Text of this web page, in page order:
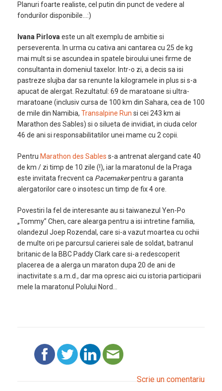
Planuri foarte realiste, cel putin din punct de vedere al
fondurilor disponibile…:)
Ivana Pirlova este un alt exemplu de ambitie si
perseverenta. In urma cu cativa ani cantarea cu 25 de kg
mai mult si se ascundea in spatele biroului unei firme de
consultanta in domeniul taxelor. Intr-o zi, a decis sa isi
pastreze slujba dar sa renunte la kilogramele in plus si s-a
apucat de alergat. Rezultatul: 69 de maratoane si ultra-
maratoane (inclusiv cursa de 100 km din Sahara, cea de 100
de mile din Namibia, Transalpine Run si cei 243 km ai
Marathon des Sables) si o silueta de invidiat, in ciuda celor
46 de ani si responsabilitatilor unei mame cu 2 copii.
Pentru Marathon des Sables s-a antrenat alergand cate 40
de km / zi timp de 10 zile (!), iar la maratonul de la Praga
este invitata frecvent ca Pacemakerpentru a garanta
alergatorilor care o insotesc un timp de fix 4 ore.
Povestiri la fel de interesante au si taiwanezul Yen-Po
„Tommy” Chen, care alearga pentru a isi intretine familia,
olandezul Joep Rozendal , care si-a vazut moartea cu ochii
de multe ori pe parcursul carierei sale de soldat, batranul
britanic de la BBC Paddy Clark care si-a redescoperit
placerea de a alerga un maraton dupa 20 de ani de
inactivitate s.a.m.d., dar ma opresc aici cu istoria participarii
mele la maratonul Polului Nord…
Scrie un comentariu